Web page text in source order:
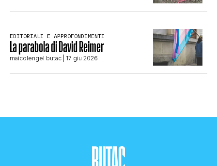
EDITORIALI E APPROFONDIMENTI
La parabola di David Reimer
maicolengel butac | 17 giu 2026